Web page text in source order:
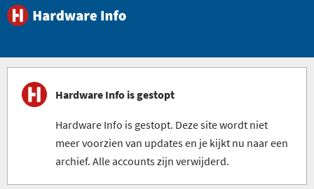
Hardware Info is gestopt
Hardware Info is gestopt. Deze site wordt niet
meer voorzien van updates en je kijkt nu naar een
archief. Alle accounts zijn verwijderd.